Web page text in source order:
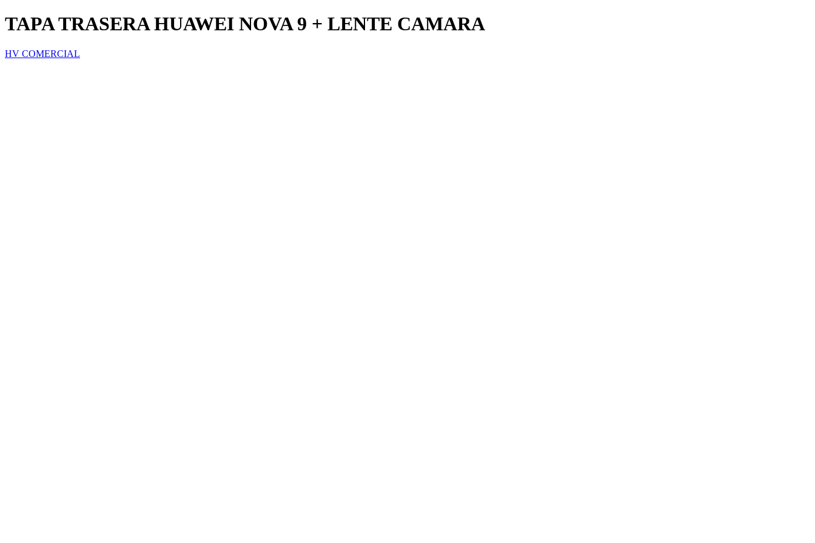
TAPA TRASERA HUAWEI NOVA 9 + LENTE CAMARA
HV COMERCIAL